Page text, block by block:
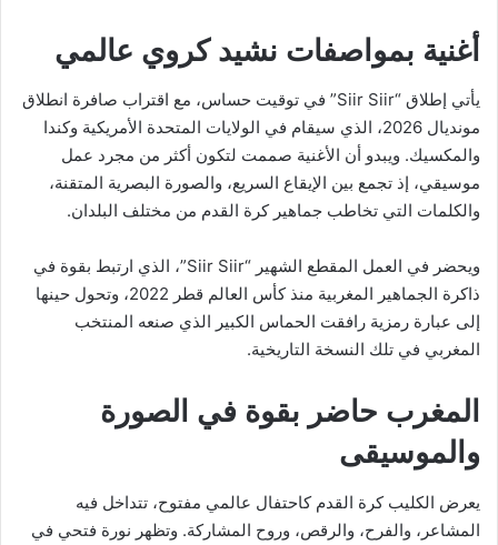
أغنية بمواصفات نشيد كروي عالمي
‏يأتي إطلاق “Siir Siir” في توقيت حساس، مع اقتراب صافرة انطلاق
مونديال 2026، الذي سيقام في الولايات المتحدة الأمريكية وكندا
والمكسيك. ويبدو أن الأغنية صممت لتكون أكثر من مجرد عمل
موسيقي، إذ تجمع بين الإيقاع السريع، والصورة البصرية المتقنة،
والكلمات التي تخاطب جماهير كرة القدم من مختلف البلدان.
‏ويحضر في العمل المقطع الشهير “Siir Siir”، الذي ارتبط بقوة في
ذاكرة الجماهير المغربية منذ كأس العالم قطر 2022، وتحول حينها
إلى عبارة رمزية رافقت الحماس الكبير الذي صنعه المنتخب
المغربي في تلك النسخة التاريخية.
المغرب حاضر بقوة في الصورة
والموسيقى
‏يعرض الكليب كرة القدم كاحتفال عالمي مفتوح، تتداخل فيه
المشاعر، والفرح، والرقص، وروح المشاركة. وتظهر نورة فتحي في